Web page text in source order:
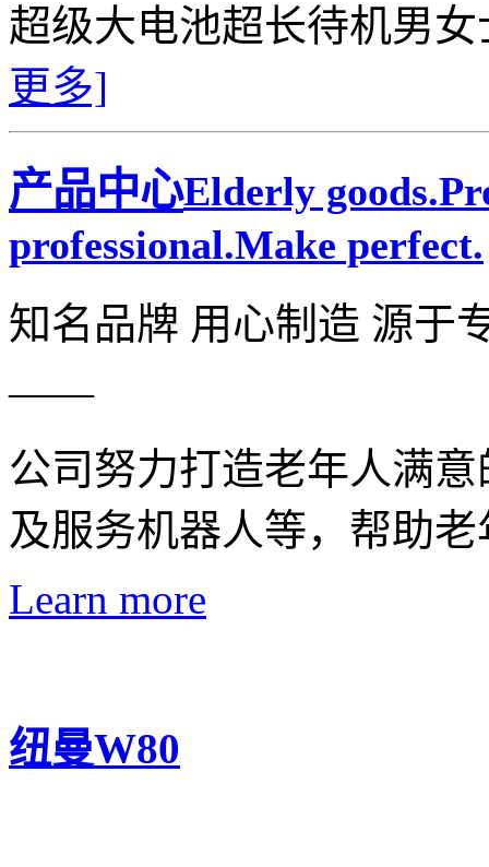
超级大电池超长待机男
更多]
产品中心Elderly
professional.Make perfect.
知名品牌 用心制造 源于
——
公司努力打造老年人满
及服务机器人等，帮助
Learn more
纽曼W80